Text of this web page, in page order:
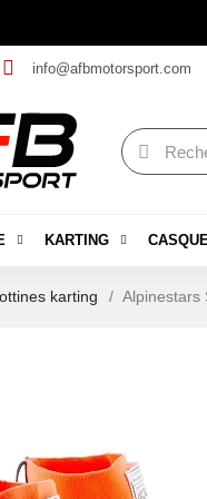
info@afbmotorsport.com
KARTING
karting Alpinestars